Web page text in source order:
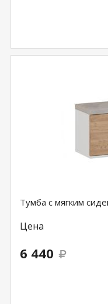
Тумба с мягким
Цена
6 440